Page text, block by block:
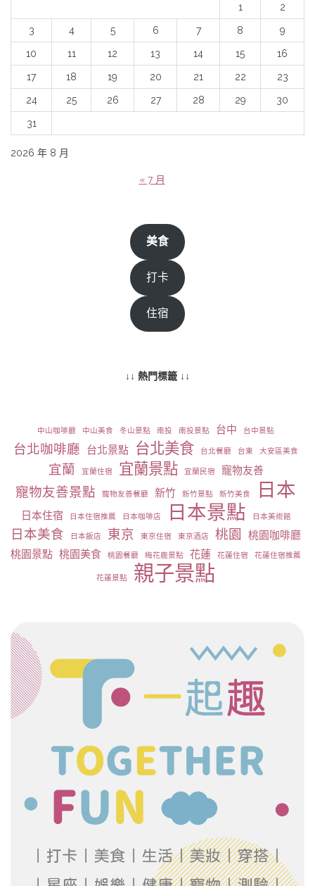
2026 年 8 月
1 2
3 4 5 6 7 8 9
10 11 12 13 14 15 16
17 18 19 20 21 22 23
24 25 26 27 28 29 30
31
« 7 月
美食
打卡
住宿
↓↓ 熱門標籤 ↓↓
中山咖啡廳 中山美食 冬山景點 南投 南投景點 台中 台中景點
台北咖啡廳 台北景點 台北美食 台北餐廳 台東 大安區美食
宜蘭 宜蘭住宿 宜蘭景點 宜蘭民宿 寵物友善
寵物友善景點 寵物友善餐廳 新竹 新竹景點 新竹美食 日本
日本住宿 日本住宿推薦 日本咖啡店 日本景點 日本美術館
日本美食 日本飯店 東京 東京住宿 東京酒店 桃園
桃園咖啡廳
桃園景點 桃園美食 桃園餐廳 梅花鹿景點 花蓮 花蓮住宿 花蓮住宿推薦
花蓮景點 親子景點